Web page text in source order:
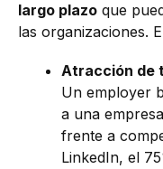
largo plazo que
las organizaciones.
Atracción de
Un employer
a una
frente a
LinkedIn, el